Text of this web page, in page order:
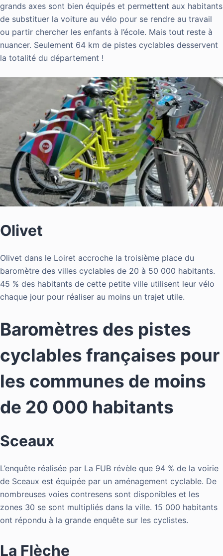
grands axes sont bien équipés et permettent aux habitants
de substituer la voiture au vélo pour se rendre au travail
ou partir chercher les enfants à l’école. Mais tout reste à
nuancer. Seulement 64 km de pistes cyclables desservent
la totalité du département !
Olivet
Olivet dans le Loiret accroche la troisième place du
baromètre des villes cyclables de 20 à 50 000 habitants.
45 % des habitants de cette petite ville utilisent leur vélo
chaque jour pour réaliser au moins un trajet utile.
Baromètres des pistes
cyclables françaises pour
les communes de moins
de 20 000 habitants
Sceaux
L’enquête réalisée par La FUB révèle que 94 % de la voirie
de Sceaux est équipée par un aménagement cyclable. De
nombreuses voies contresens sont disponibles et les
zones 30 se sont multipliés dans la ville. 15 000 habitants
ont répondu à la grande enquête sur les cyclistes.
La Flèche